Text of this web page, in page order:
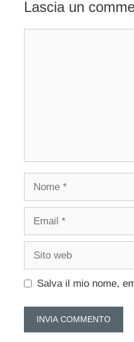
Lascia un
Salva il mio nome,